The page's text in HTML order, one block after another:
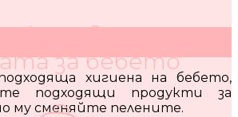
съвета за
за бебето
хигиена на бебето,
подходящи продукти за
му сменяйте пелените.